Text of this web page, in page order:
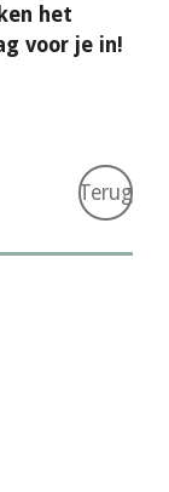
het
voor je in!
Terug